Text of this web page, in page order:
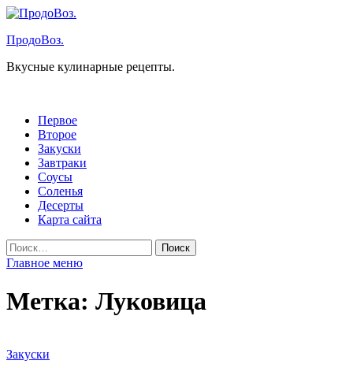
Перейти
содержимому
ПродоВоз.
Вкусные кулинарные рецепты.
Первое
Второе
Закуски
Завтраки
Соусы
Соленья
Десерты
Карта сайта
Найти:
Главное меню
Метка: Луковица
Закуски